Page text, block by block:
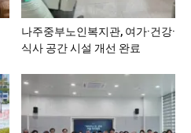
나주중부노인복지관, 여가·건강·
식사 공간 시설 개선 완료